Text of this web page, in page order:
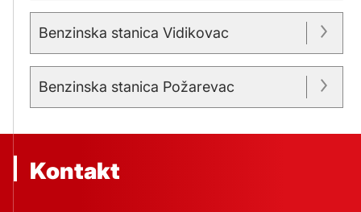
Benzinska stanica Vidikovac
Benzinska stanica Požarevac
Kontakt